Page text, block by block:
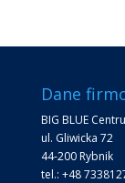
Dane
BIG BLUE
ul. Gliwicka 72
44-200 Rybnik
tel.: +48